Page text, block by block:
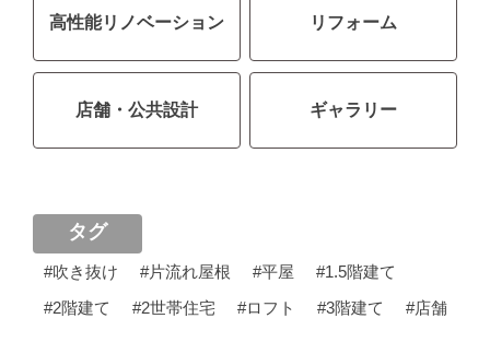
高性能リノベーション リフォーム
店舗・公共設計 ギャラリー
タグ
#吹き抜け #片流れ屋根 #平屋
#1.5階建て
#2階建て
#2世帯住宅 #ロフト #3階建て #店舗